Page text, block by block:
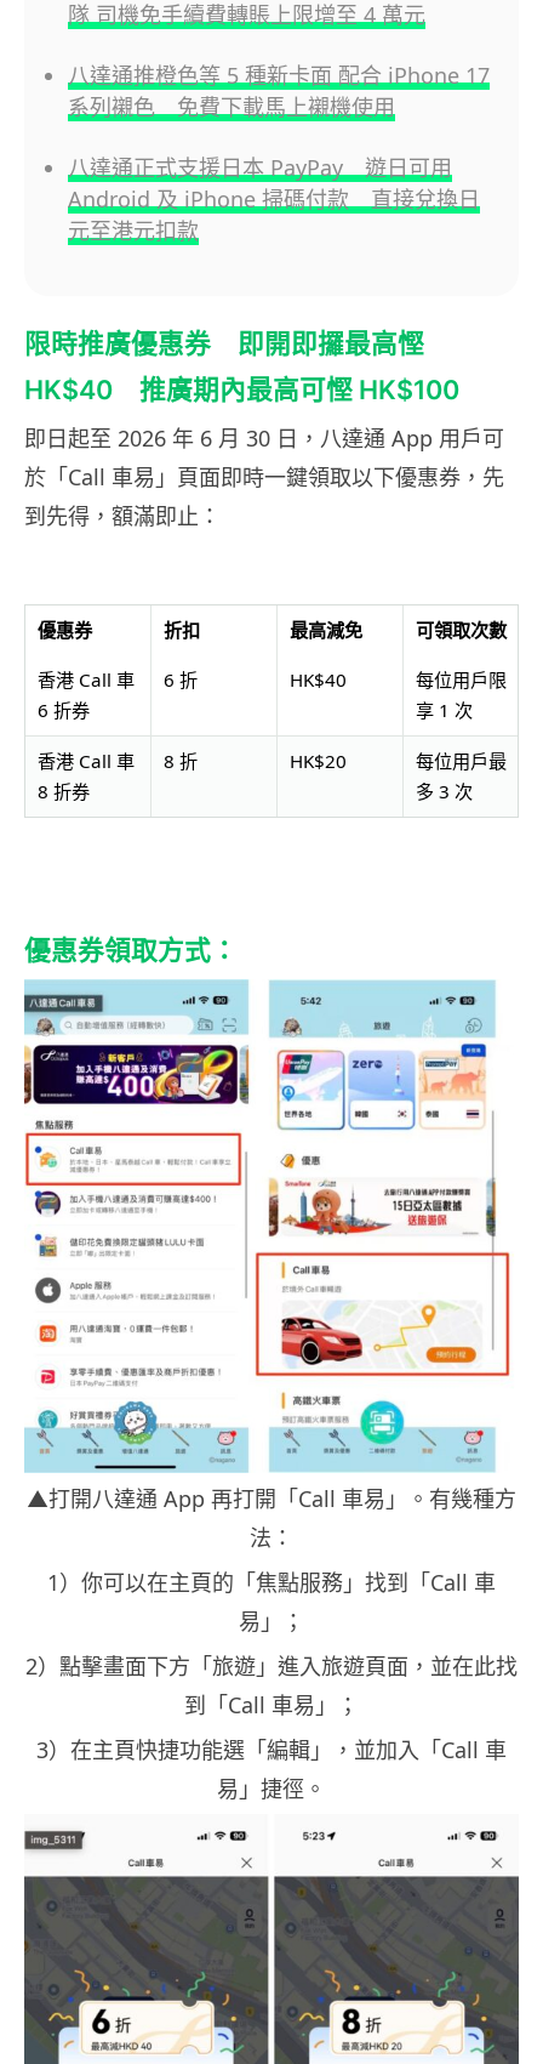
隊 司機免手續費轉賬上限增至 4 萬元
八達通推橙色等 5 種新卡面 配合 iPhone 17
系列襯色 免費下載馬上襯機使用
八達通正式支援日本 PayPay 遊日可用
Android 及 iPhone 掃碼付款 直接兌換日
元至港元扣款
限時推廣優惠券 即開即攞最高慳
HK$40 推廣期內最高可慳 HK$100
即日起至 2026 年 6 月 30 日，八達通 App 用戶可
於「Call 車易」頁面即時一鍵領取以下優惠券，先
到先得，額滿即止：
優惠券 折扣 最高減免 可領取次數
香港 Call 車
6 折券
6 折 HK$40
每位用戶限
享 1 次
香港 Call 車
8 折券
8 折 HK$20
每位用戶最
多 3 次
優惠券領取方式：
▲打開八達通 App 再打開「Call 車易」。有幾種方
法：
1）你可以在主頁的「焦點服務」找到「Call 車
易」；
2）點擊畫面下方「旅遊」進入旅遊頁面，並在此找
到「Call 車易」；
3）在主頁快捷功能選「編輯」，並加入「Call 車
易」捷徑。